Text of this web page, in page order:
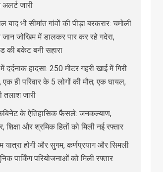
जारी
बाद भी सीमांत गांवों की पीड़ा बरकरार: चमोली
जान जोखिम में डालकर पार कर रहे गदेरा,
की बकेट बनी सहारा
में दर्दनाक हादसा: 250 मीटर गहरी खाई में गिरी
एक ही परिवार के 5 लोगों की मौत; एक घायल,
तलाश जारी
के ऐतिहासिक फैसले: जनकल्याण,
शिक्षा और श्रमिक हितों को मिली नई रफ्तार
यात्रा होगी और सुगम, कर्णप्रयाग और सिमली
पार्किंग परियोजनाओं को मिली रफ्तार